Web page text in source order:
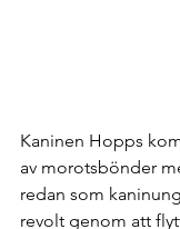
Kaninen Hopps
av morotsbönder
redan som
revolt genom att